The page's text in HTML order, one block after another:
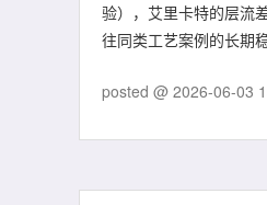
验），艾里卡特的层流
往同类工艺案例的长期
posted @ 2026-06-03